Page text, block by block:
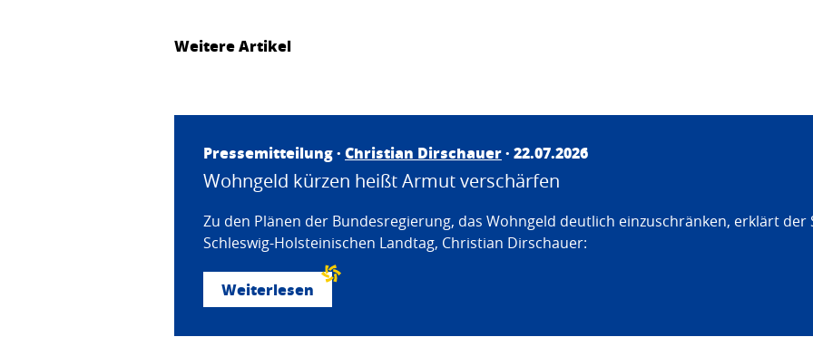
Weitere Artikel
Pressemitteilung · Christian Dirschauer· 22.07.2026
Wohngeld kürzen heißt Armut verschärfen
Zu den Plänen der Bundesregierung, das Wohngeld deutlich einzuschränken, erklärt der
Schleswig-Holsteinischen Landtag, Christian Dirschauer:
Weiterlesen